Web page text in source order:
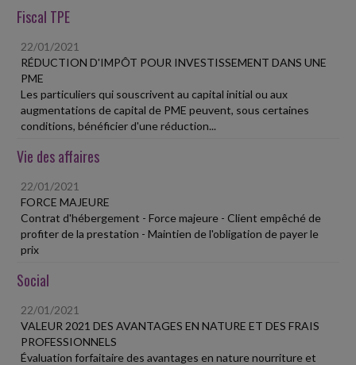
Fiscal TPE
22/01/2021
RÉDUCTION D'IMPÔT POUR INVESTISSEMENT DANS UNE
PME
Les particuliers qui souscrivent au capital initial ou aux
augmentations de capital de PME peuvent, sous certaines
conditions, bénéficier d'une réduction...
Vie des affaires
22/01/2021
FORCE MAJEURE
Contrat d'hébergement - Force majeure - Client empêché de
profiter de la prestation - Maintien de l'obligation de payer le
prix
Social
22/01/2021
VALEUR 2021 DES AVANTAGES EN NATURE ET DES FRAIS
PROFESSIONNELS
Évaluation forfaitaire des avantages en nature nourriture et